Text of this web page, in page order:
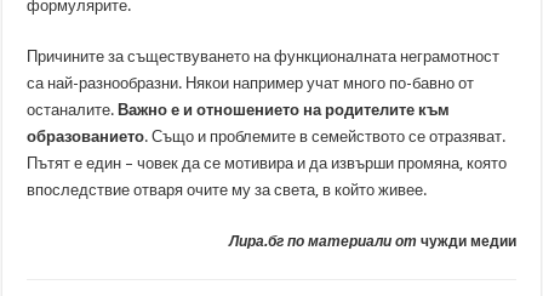
формулярите.
Причините за съществуването на функционалната неграмотност
са най-разнообразни. Някои например учат много по-бавно от
останалите. Важно е и отношението на родителите към
образованието. Също и проблемите в семейството се отразяват.
Пътят е един – човек да се мотивира и да извърши промяна, която
впоследствие отваря очите му за света, в който живее.
Лира.бг по материали от чужди медии